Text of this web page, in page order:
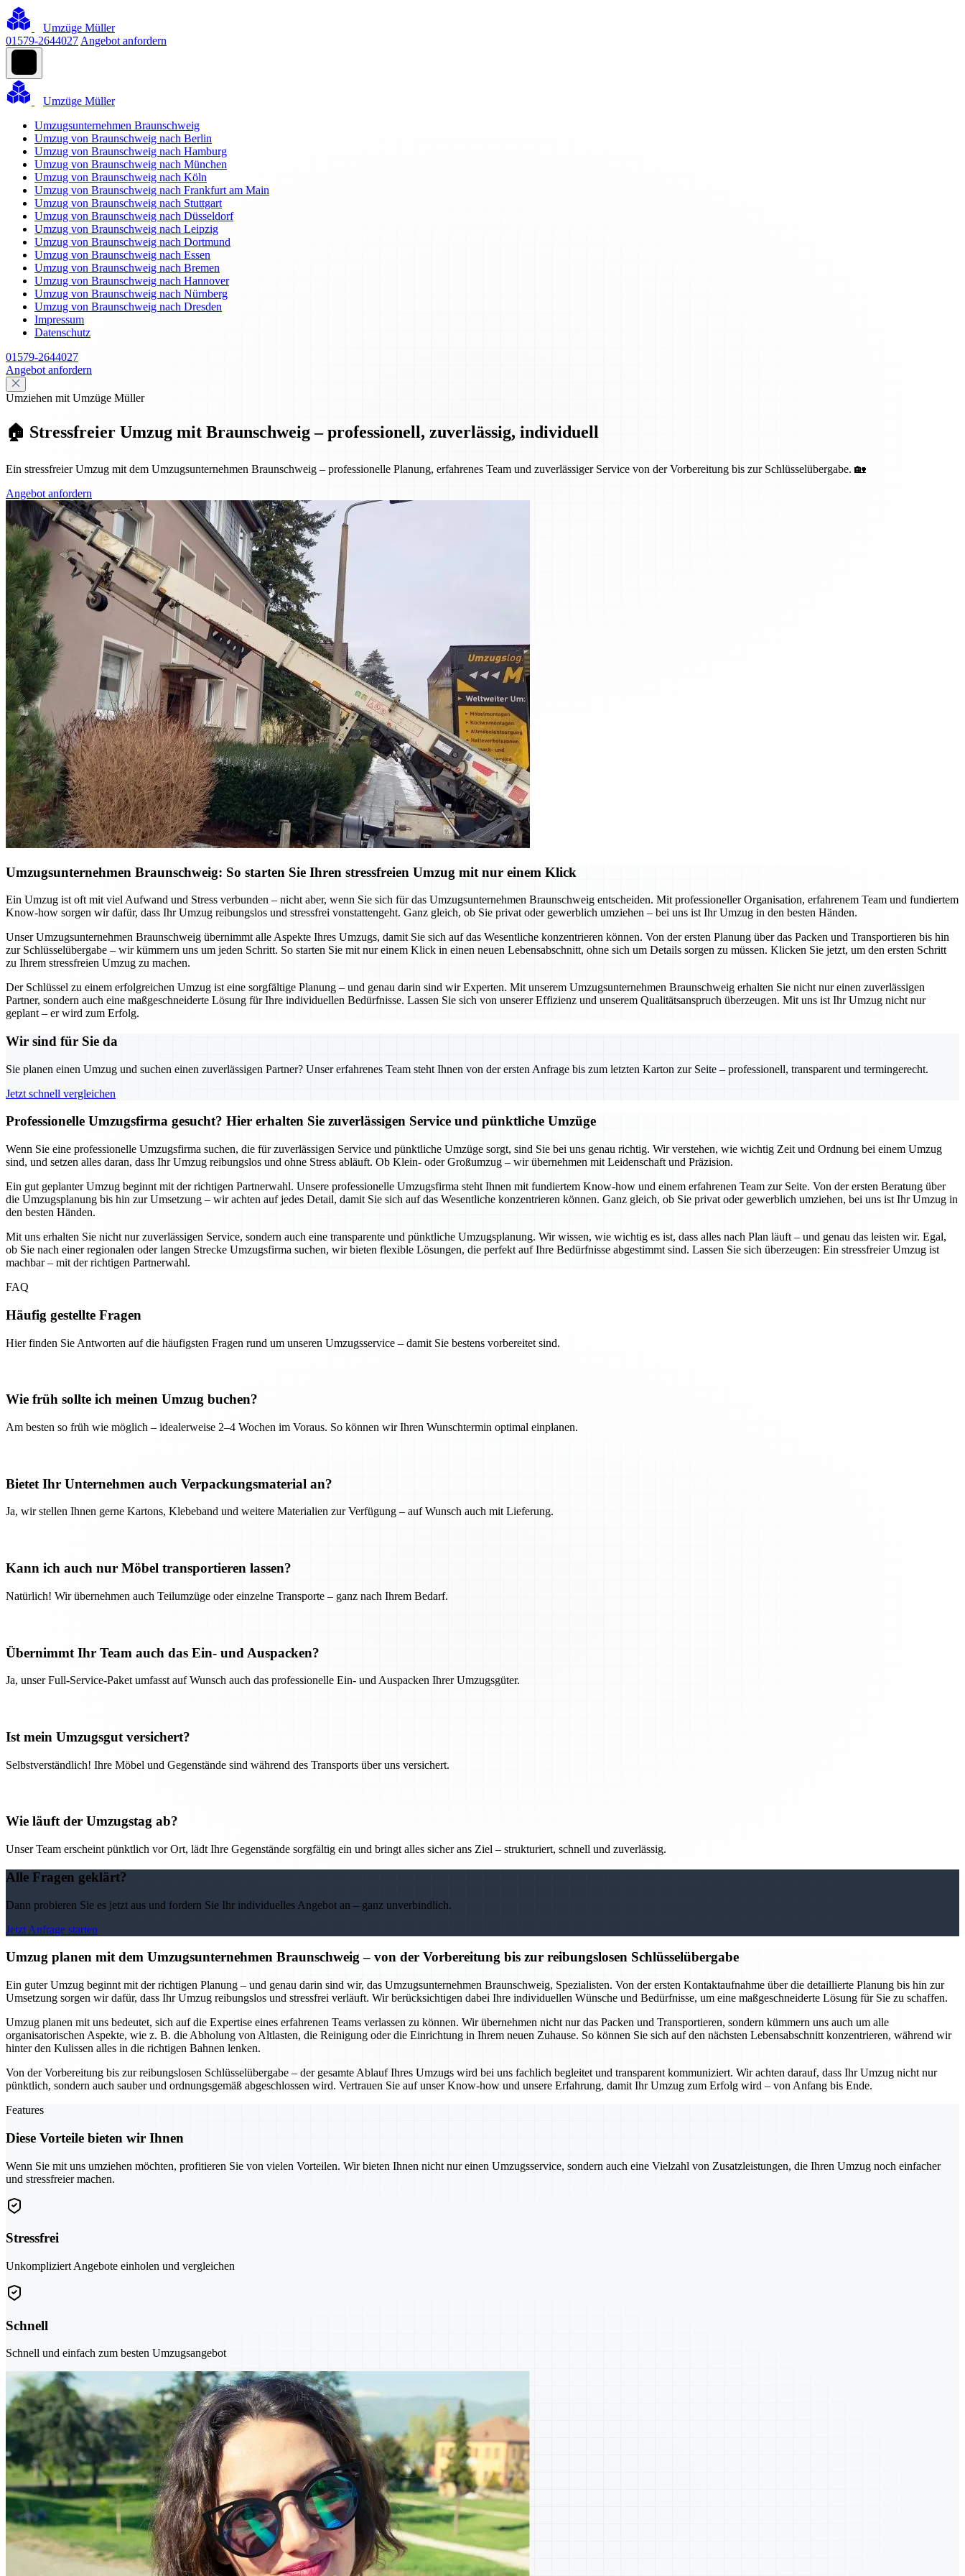
Umzüge Müller
01579-2644027 Angebot anfordern
Umzüge Müller
Umzugsunternehmen Braunschweig
Umzug von Braunschweig nach Berlin
Umzug von Braunschweig nach Hamburg
Umzug von Braunschweig nach München
Umzug von Braunschweig nach Köln
Umzug von Braunschweig nach Frankfurt am Main
Umzug von Braunschweig nach Stuttgart
Umzug von Braunschweig nach Düsseldorf
Umzug von Braunschweig nach Leipzig
Umzug von Braunschweig nach Dortmund
Umzug von Braunschweig nach Essen
Umzug von Braunschweig nach Bremen
Umzug von Braunschweig nach Hannover
Umzug von Braunschweig nach Nürnberg
Umzug von Braunschweig nach Dresden
Impressum
Datenschutz
01579-2644027
Angebot anfordern
Umziehen mit Umzüge Müller
🏠 Stressfreier Umzug mit Braunschweig – professionell, zuverlässig, individuell
Ein stressfreier Umzug mit dem Umzugsunternehmen Braunschweig – professionelle Planung, erfahrenes Team und zuverlässiger Service von der Vorbereitung bis zur Schlüsselübergabe. 🏡
Angebot anfordern
Umzugsunternehmen Braunschweig: So starten Sie Ihren stressfreien Umzug mit nur einem Klick
Ein Umzug ist oft mit viel Aufwand und Stress verbunden – nicht aber, wenn Sie sich für das Umzugsunternehmen Braunschweig entscheiden. Mit professioneller Organisation, erfahrenem Team und fundiertem
Know-how sorgen wir dafür, dass Ihr Umzug reibungslos und stressfrei vonstattengeht. Ganz gleich, ob Sie privat oder gewerblich umziehen – bei uns ist Ihr Umzug in den besten Händen.
Unser Umzugsunternehmen Braunschweig übernimmt alle Aspekte Ihres Umzugs, damit Sie sich auf das Wesentliche konzentrieren können. Von der ersten Planung über das Packen und Transportieren bis hin
zur Schlüsselübergabe – wir kümmern uns um jeden Schritt. So starten Sie mit nur einem Klick in einen neuen Lebensabschnitt, ohne sich um Details sorgen zu müssen. Klicken Sie jetzt, um den ersten Schritt
zu Ihrem stressfreien Umzug zu machen.
Der Schlüssel zu einem erfolgreichen Umzug ist eine sorgfältige Planung – und genau darin sind wir Experten. Mit unserem Umzugsunternehmen Braunschweig erhalten Sie nicht nur einen zuverlässigen
Partner, sondern auch eine maßgeschneiderte Lösung für Ihre individuellen Bedürfnisse. Lassen Sie sich von unserer Effizienz und unserem Qualitätsanspruch überzeugen. Mit uns ist Ihr Umzug nicht nur
geplant – er wird zum Erfolg.
Wir sind für Sie da
Sie planen einen Umzug und suchen einen zuverlässigen Partner? Unser erfahrenes Team steht Ihnen von der ersten Anfrage bis zum letzten Karton zur Seite – professionell, transparent und termingerecht.
Jetzt schnell vergleichen
Professionelle Umzugsfirma gesucht? Hier erhalten Sie zuverlässigen Service und pünktliche Umzüge
Wenn Sie eine professionelle Umzugsfirma suchen, die für zuverlässigen Service und pünktliche Umzüge sorgt, sind Sie bei uns genau richtig. Wir verstehen, wie wichtig Zeit und Ordnung bei einem Umzug
sind, und setzen alles daran, dass Ihr Umzug reibungslos und ohne Stress abläuft. Ob Klein- oder Großumzug – wir übernehmen mit Leidenschaft und Präzision.
Ein gut geplanter Umzug beginnt mit der richtigen Partnerwahl. Unsere professionelle Umzugsfirma steht Ihnen mit fundiertem Know-how und einem erfahrenen Team zur Seite. Von der ersten Beratung über
die Umzugsplanung bis hin zur Umsetzung – wir achten auf jedes Detail, damit Sie sich auf das Wesentliche konzentrieren können. Ganz gleich, ob Sie privat oder gewerblich umziehen, bei uns ist Ihr Umzug in
den besten Händen.
Mit uns erhalten Sie nicht nur zuverlässigen Service, sondern auch eine transparente und pünktliche Umzugsplanung. Wir wissen, wie wichtig es ist, dass alles nach Plan läuft – und genau das leisten wir. Egal,
ob Sie nach einer regionalen oder langen Strecke Umzugsfirma suchen, wir bieten flexible Lösungen, die perfekt auf Ihre Bedürfnisse abgestimmt sind. Lassen Sie sich überzeugen: Ein stressfreier Umzug ist
machbar – mit der richtigen Partnerwahl.
FAQ
Häufig gestellte Fragen
Hier finden Sie Antworten auf die häufigsten Fragen rund um unseren Umzugsservice – damit Sie bestens vorbereitet sind.
Wie früh sollte ich meinen Umzug buchen?
Am besten so früh wie möglich – idealerweise 2–4 Wochen im Voraus. So können wir Ihren Wunschtermin optimal einplanen.
Bietet Ihr Unternehmen auch Verpackungsmaterial an?
Ja, wir stellen Ihnen gerne Kartons, Klebeband und weitere Materialien zur Verfügung – auf Wunsch auch mit Lieferung.
Kann ich auch nur Möbel transportieren lassen?
Natürlich! Wir übernehmen auch Teilumzüge oder einzelne Transporte – ganz nach Ihrem Bedarf.
Übernimmt Ihr Team auch das Ein- und Auspacken?
Ja, unser Full-Service-Paket umfasst auf Wunsch auch das professionelle Ein- und Auspacken Ihrer Umzugsgüter.
Ist mein Umzugsgut versichert?
Selbstverständlich! Ihre Möbel und Gegenstände sind während des Transports über uns versichert.
Wie läuft der Umzugstag ab?
Unser Team erscheint pünktlich vor Ort, lädt Ihre Gegenstände sorgfältig ein und bringt alles sicher ans Ziel – strukturiert, schnell und zuverlässig.
Alle Fragen geklärt?
Dann probieren Sie es jetzt aus und fordern Sie Ihr individuelles Angebot an – ganz unverbindlich.
Jetzt Anfrage starten
Umzug planen mit dem Umzugsunternehmen Braunschweig – von der Vorbereitung bis zur reibungslosen Schlüsselübergabe
Ein guter Umzug beginnt mit der richtigen Planung – und genau darin sind wir, das Umzugsunternehmen Braunschweig, Spezialisten. Von der ersten Kontaktaufnahme über die detaillierte Planung bis hin zur
Umsetzung sorgen wir dafür, dass Ihr Umzug reibungslos und stressfrei verläuft. Wir berücksichtigen dabei Ihre individuellen Wünsche und Bedürfnisse, um eine maßgeschneiderte Lösung für Sie zu schaffen.
Umzug planen mit uns bedeutet, sich auf die Expertise eines erfahrenen Teams verlassen zu können. Wir übernehmen nicht nur das Packen und Transportieren, sondern kümmern uns auch um alle
organisatorischen Aspekte, wie z. B. die Abholung von Altlasten, die Reinigung oder die Einrichtung in Ihrem neuen Zuhause. So können Sie sich auf den nächsten Lebensabschnitt konzentrieren, während wir
hinter den Kulissen alles in die richtigen Bahnen lenken.
Von der Vorbereitung bis zur reibungslosen Schlüsselübergabe – der gesamte Ablauf Ihres Umzugs wird bei uns fachlich begleitet und transparent kommuniziert. Wir achten darauf, dass Ihr Umzug nicht nur
pünktlich, sondern auch sauber und ordnungsgemäß abgeschlossen wird. Vertrauen Sie auf unser Know-how und unsere Erfahrung, damit Ihr Umzug zum Erfolg wird – von Anfang bis Ende.
Features
Diese Vorteile bieten wir Ihnen
Wenn Sie mit uns umziehen möchten, profitieren Sie von vielen Vorteilen. Wir bieten Ihnen nicht nur einen Umzugsservice, sondern auch eine Vielzahl von Zusatzleistungen, die Ihren Umzug noch einfacher
und stressfreier machen.
Stressfrei
Unkompliziert Angebote einholen und vergleichen
Schnell
Schnell und einfach zum besten Umzugsangebot